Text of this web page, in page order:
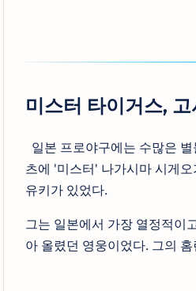
미스터 타이거스,
일본 프로야구에는 수많은
츠에 '미스터' 나가시마 시게
유키가 있었다.
그는 일본에서 가장 열정적이
아 올렸던 영웅이었다. 그의